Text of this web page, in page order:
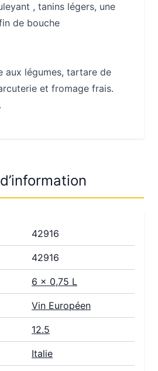
, tanins légers, une
de bouche
aux légumes, tartare de
et fromage frais.
42916
42916
6 x 0,75 L
Vin Européen
12.5
Italie